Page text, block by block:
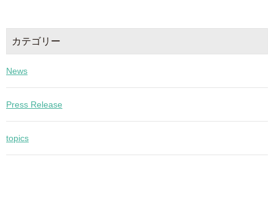
カテゴリー
News
Press Release
topics